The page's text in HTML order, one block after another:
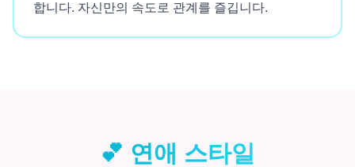
합니다. 자신만의 속도로 관계를 즐깁니다.
💕 연애 스타일